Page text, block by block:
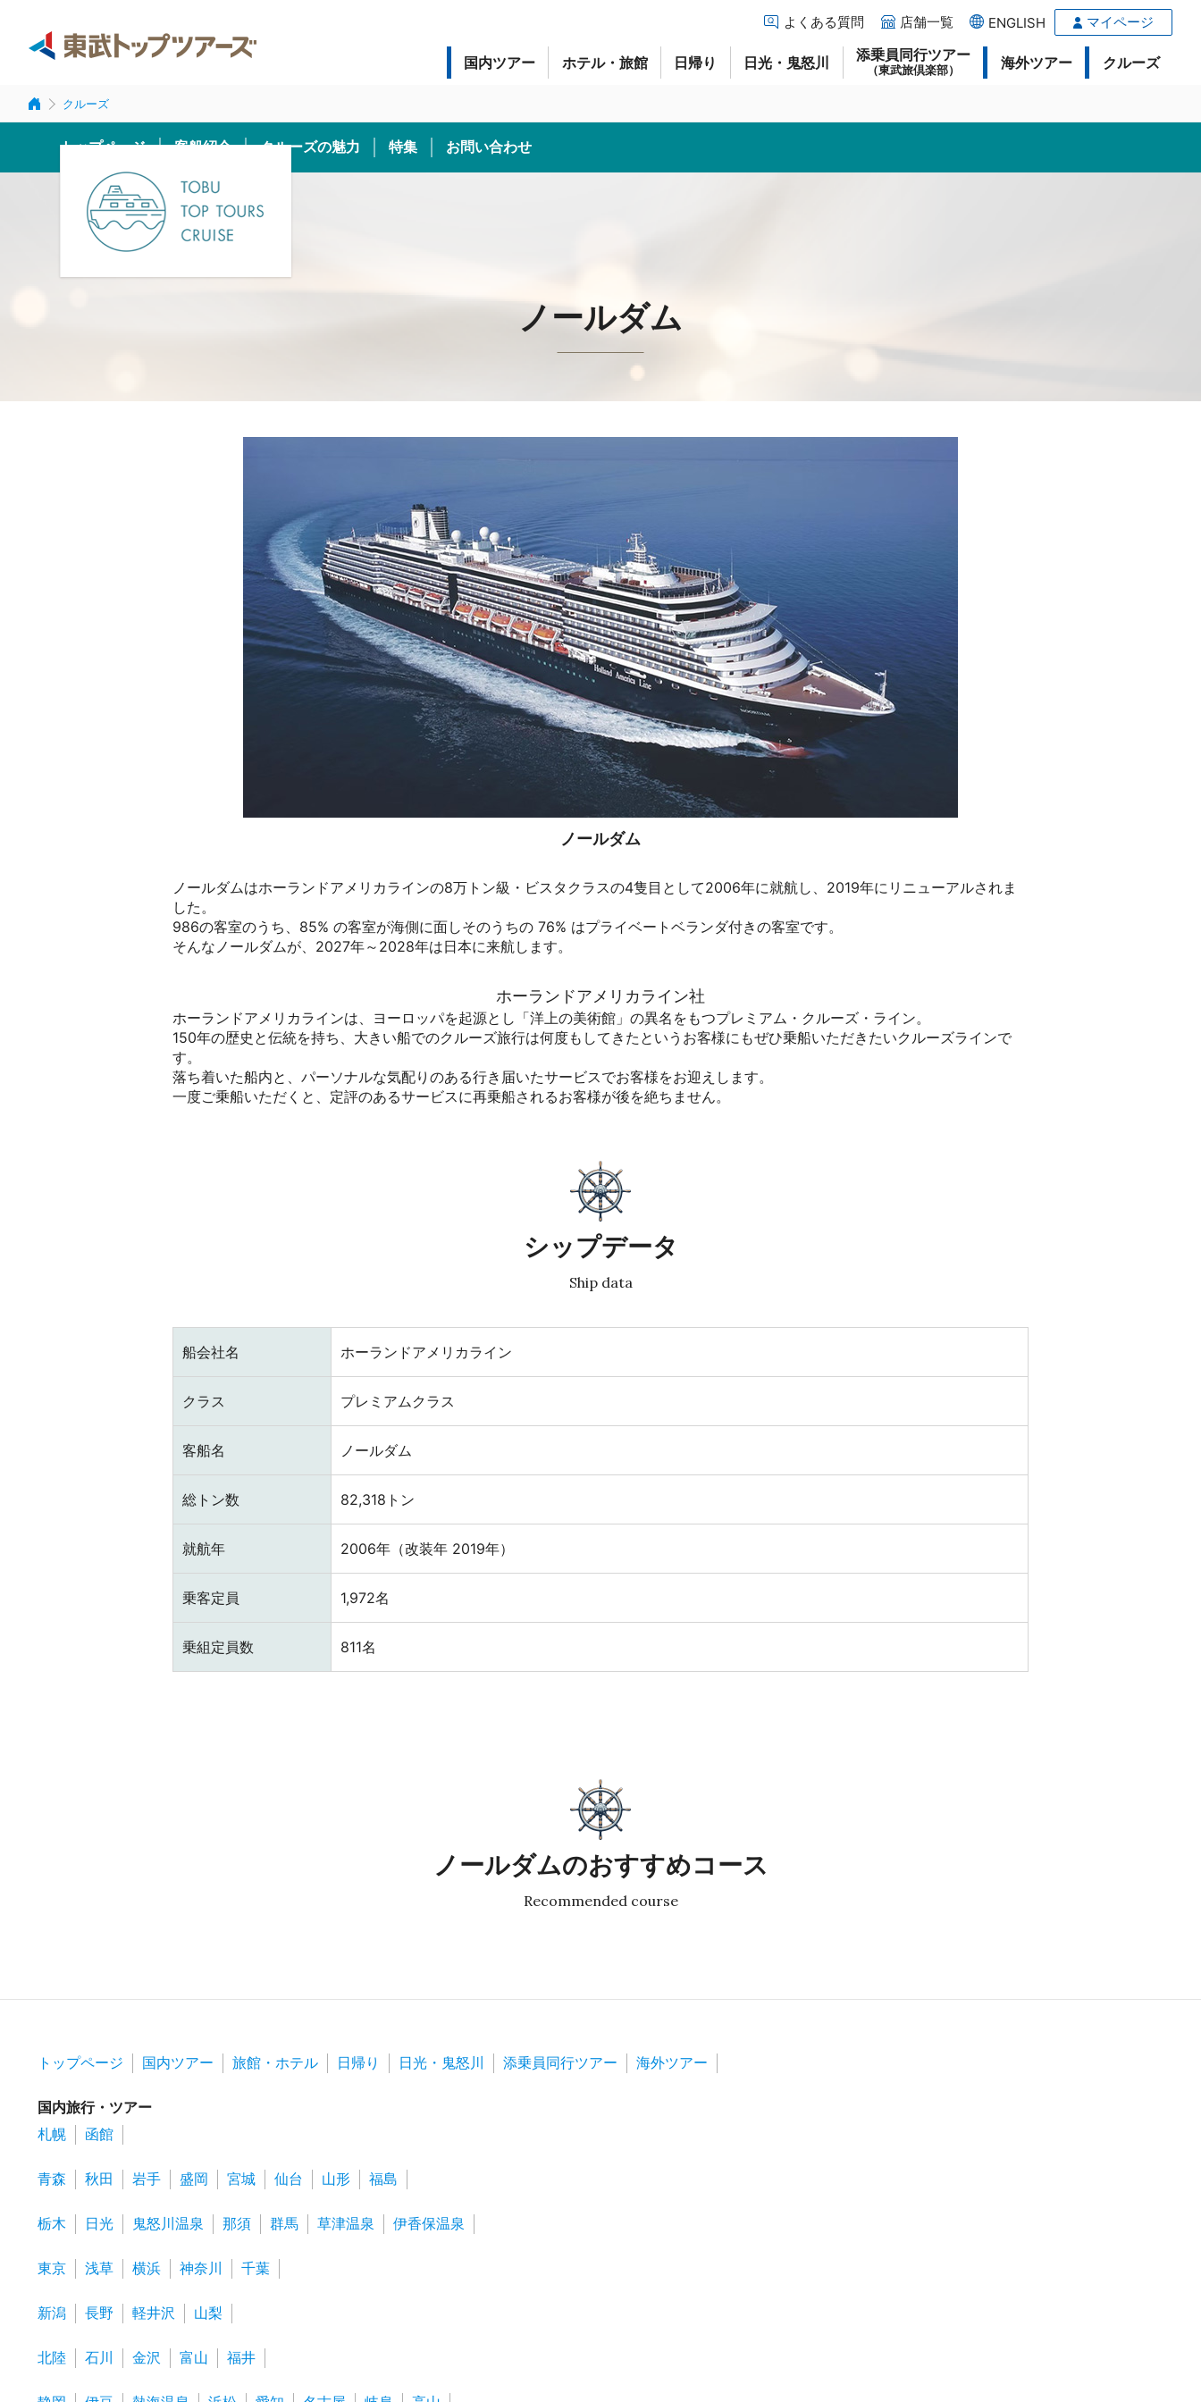
よくある質問 店舗一覧 ENGLISH マイページ
国内ツアー ホテル・旅館 日帰り 日光・鬼怒川 添乗員同行ツアー
（東武旅倶楽部） 海外ツアー クルーズ
クルーズ
トップページ 客船紹介 クルーズの魅力 特集 お問い合わせ
ノールダム
ノールダム
ノールダムはホーランドアメリカラインの8万トン級・ビスタクラスの4隻目として2006年に就航し、2019年にリニューアルされま
した。
986の客室のうち、85% の客室が海側に面しそのうちの 76% はプライベートベランダ付きの客室です。
そんなノールダムが、2027年～2028年は日本に来航します。
ホーランドアメリカライン社
ホーランドアメリカラインは、ヨーロッパを起源とし「洋上の美術館」の異名をもつプレミアム・クルーズ・ライン。
150年の歴史と伝統を持ち、大きい船でのクルーズ旅行は何度もしてきたというお客様にもぜひ乗船いただきたいクルーズラインで
す。
落ち着いた船内と、パーソナルな気配りのある行き届いたサービスでお客様をお迎えします。
一度ご乗船いただくと、定評のあるサービスに再乗船されるお客様が後を絶ちません。
シップデータ
Ship data
船会社名 ホーランドアメリカライン
クラス プレミアムクラス
客船名 ノールダム
総トン数 82,318トン
就航年 2006年（改装年 2019年）
乗客定員 1,972名
乗組定員数 811名
ノールダムのおすすめコース
Recommended course
トップページ 国内ツアー 旅館・ホテル 日帰り 日光・鬼怒川 添乗員同行ツアー 海外ツアー
国内旅行・ツアー
札幌
函館
青森 秋田 岩手 盛岡 宮城 仙台 山形 福島
栃木 日光 鬼怒川温泉 那須 群馬 草津温泉 伊香保温泉
東京 浅草 横浜 神奈川 千葉
新潟 長野 軽井沢 山梨
北陸 石川 金沢 富山 福井